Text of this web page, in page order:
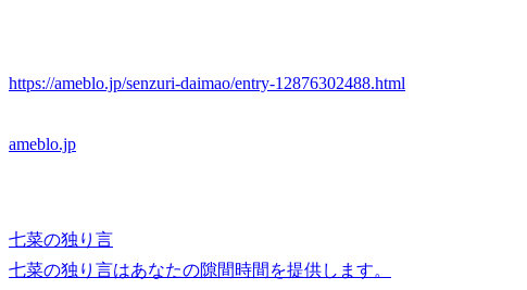
https://ameblo.jp/senzuri-daimao/entry-12876302488.html
ameblo.jp
七菜の独り言
七菜の独り言はあなたの隙間時間を提供します。